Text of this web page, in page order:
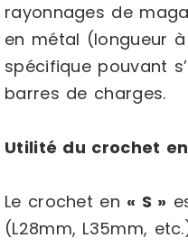
rayonnages de
en métal (longueur
spécifique pouvant
barres de charges.
Utilité du crochet en
Le crochet en « S »
(L28mm, L35mm,